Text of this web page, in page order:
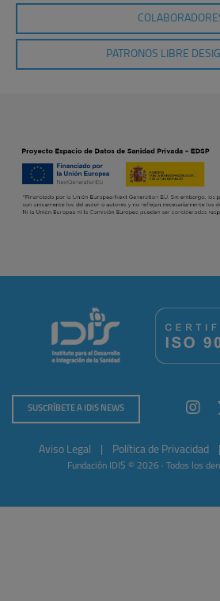
PATRONOS LIBRE
SUSCRÍBETE A IDIS NEWS
Aviso Legal Política de Privacidad
Fundación IDIS © 2026 · Todos los